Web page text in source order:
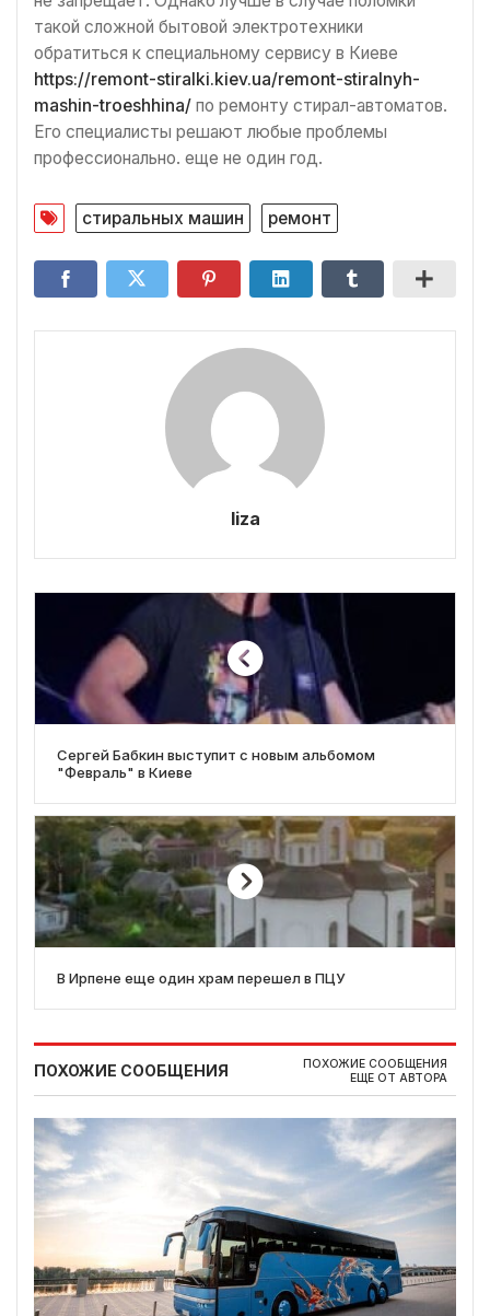
такой сложной бытовой электротехники
обратиться к специальному сервису в Киеве
https://remont-stiralki.kiev.ua/remont-stiralnyh-
mashin-troeshhina/ по ремонту стирал-автоматов.
Его специалисты решают любые проблемы
профессионально. еще не один год.
стиральных машин ремонт
liza
Сергей Бабкин выступит с новым альбомом
"Февраль" в Киеве
В Ирпене еще один храм перешел в ПЦУ
ПОХОЖИЕ СООБЩЕНИЯ
ПОХОЖИЕ СООБЩЕНИЯ
ЕЩЕ ОТ АВТОРА